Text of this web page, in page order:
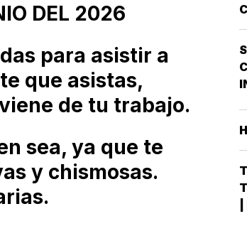
DEL 2026
para asistir a
que asistas,
de tu trabajo.
sea, ya que te
y chismosas.